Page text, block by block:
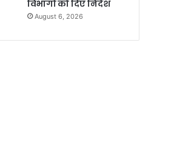
विभागों को दिए निर्देश
August 6, 2026